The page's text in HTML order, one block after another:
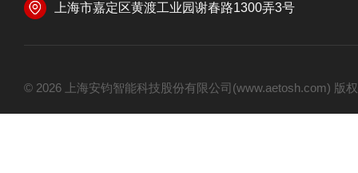
上海市嘉定区黄渡工业园谢春路1300弄3号
© 2026 上海安钧智能科技股份有限公司(www.aetosh.com)